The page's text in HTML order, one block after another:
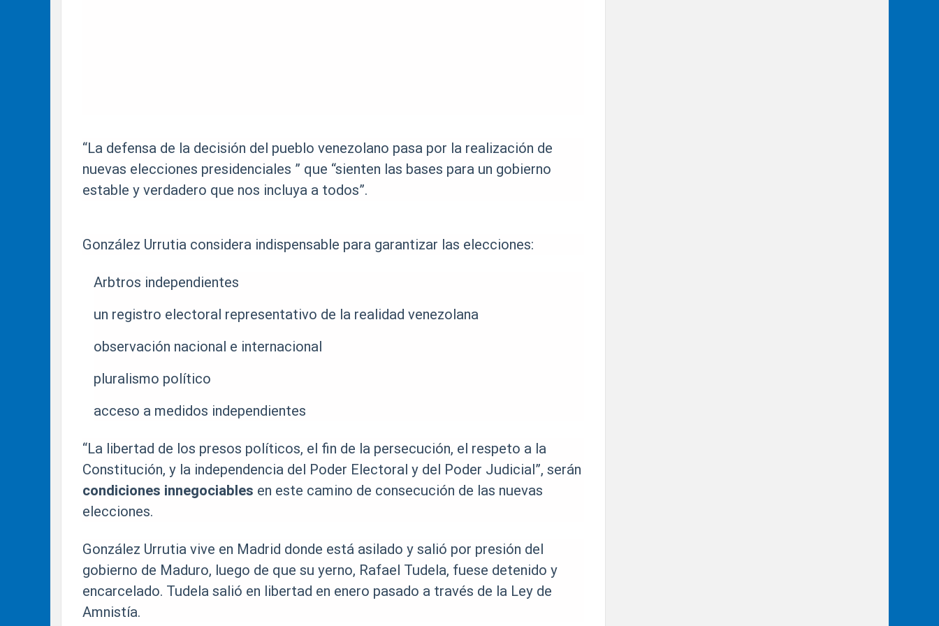
“La defensa de la decisión del pueblo venezolano pasa por la realización de
nuevas elecciones presidenciales ” que “sienten las bases para un gobierno
estable y verdadero que nos incluya a todos”.
González Urrutia considera indispensable para garantizar las elecciones:
Arbtros independientes
un registro electoral representativo de la realidad venezolana
observación nacional e internacional
pluralismo político
acceso a medidos independientes
“La libertad de los presos políticos, el fin de la persecución, el respeto a la
Constitución, y la independencia del Poder Electoral y del Poder Judicial”, serán
condiciones innegociables en este camino de consecución de las nuevas
elecciones.
González Urrutia vive en Madrid donde está asilado y salió por presión del
gobierno de Maduro, luego de que su yerno, Rafael Tudela, fuese detenido y
encarcelado. Tudela salió en libertad en enero pasado a través de la Ley de
Amnistía.